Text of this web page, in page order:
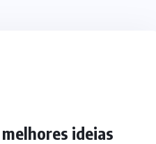
ideias